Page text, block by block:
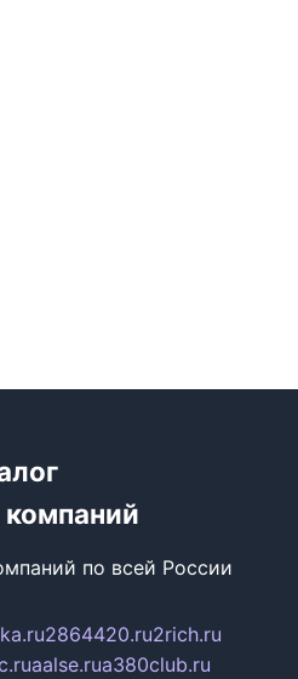
по всей России
2864420.ru2rich.ru
aalse.rua380club.ru